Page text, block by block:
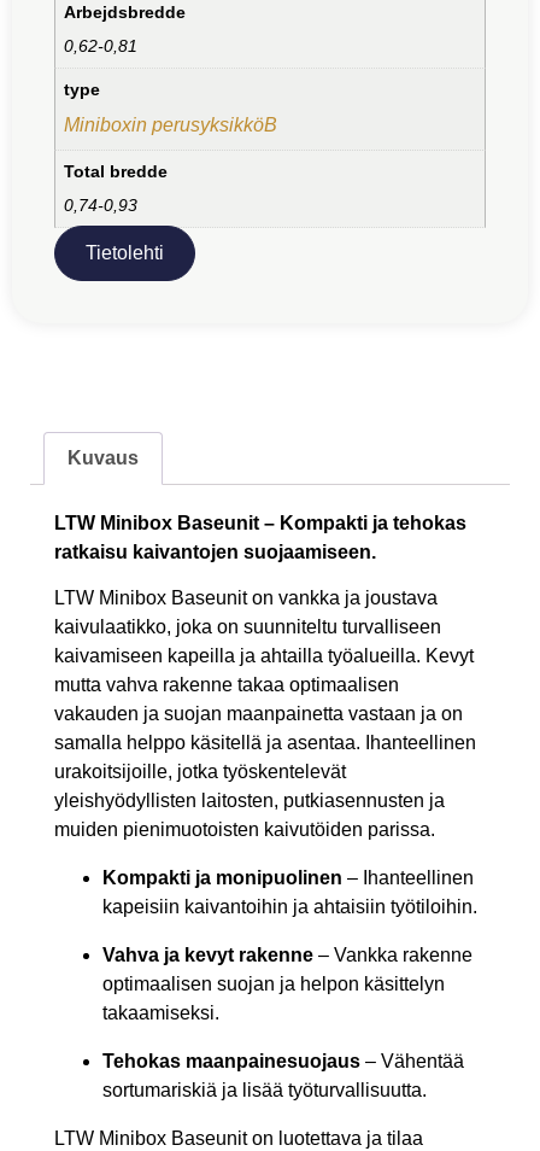
Arbejdsbredde
0,62-0,81
type
Miniboxin perusyksikköB
Total bredde
0,74-0,93
Tietolehti
Kuvaus
LTW Minibox Baseunit – Kompakti ja tehokas
ratkaisu kaivantojen suojaamiseen.
LTW Minibox Baseunit on vankka ja joustava
kaivulaatikko, joka on suunniteltu turvalliseen
kaivamiseen kapeilla ja ahtailla työalueilla. Kevyt
mutta vahva rakenne takaa optimaalisen
vakauden ja suojan maanpainetta vastaan ja on
samalla helppo käsitellä ja asentaa. Ihanteellinen
urakoitsijoille, jotka työskentelevät
yleishyödyllisten laitosten, putkiasennusten ja
muiden pienimuotoisten kaivutöiden parissa.
Kompakti ja monipuolinen – Ihanteellinen
kapeisiin kaivantoihin ja ahtaisiin työtiloihin.
Vahva ja kevyt rakenne – Vankka rakenne
optimaalisen suojan ja helpon käsittelyn
takaamiseksi.
Tehokas maanpainesuojaus – Vähentää
sortumariskiä ja lisää työturvallisuutta.
LTW Minibox Baseunit on luotettava ja tilaa